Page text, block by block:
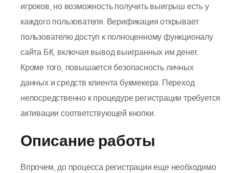
игроков, но возможность получить выигрыш есть у
каждого пользователя. Верификация открывает
пользователю доступ к полноценному функционалу
сайта БК, включая вывод выигранных им денег.
Кроме того, повышается безопасность личных
данных и средств клиента букмекера. Переход
непосредственно к процедуре регистрации требуется
активации соответствующей кнопки.
Описание работы
Впрочем, до процесса регистрации еще необходимо